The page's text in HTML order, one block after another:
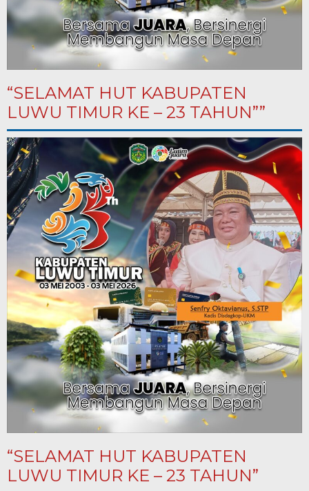
“SELAMAT HUT KABUPATEN
LUWU TIMUR KE – 23 TAHUN””
“SELAMAT HUT KABUPATEN
LUWU TIMUR KE – 23 TAHUN”